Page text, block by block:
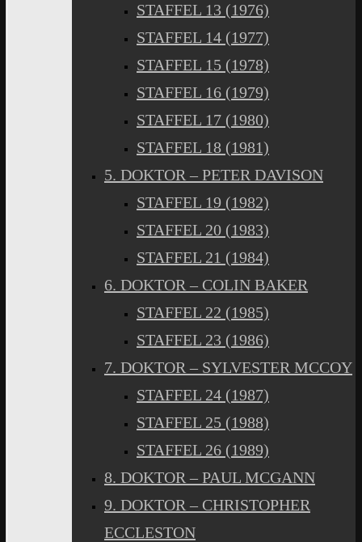
STAFFEL 13 (1976)
STAFFEL 14 (1977)
STAFFEL 15 (1978)
STAFFEL 16 (1979)
STAFFEL 17 (1980)
STAFFEL 18 (1981)
5. DOKTOR – PETER DAVISON
STAFFEL 19 (1982)
STAFFEL 20 (1983)
STAFFEL 21 (1984)
6. DOKTOR – COLIN BAKER
STAFFEL 22 (1985)
STAFFEL 23 (1986)
7. DOKTOR – SYLVESTER MCCOY
STAFFEL 24 (1987)
STAFFEL 25 (1988)
STAFFEL 26 (1989)
8. DOKTOR – PAUL MCGANN
9. DOKTOR – CHRISTOPHER
ECCLESTON